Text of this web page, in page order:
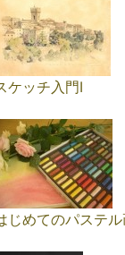
ケッチ入門Ⅰ
じめてのパステ